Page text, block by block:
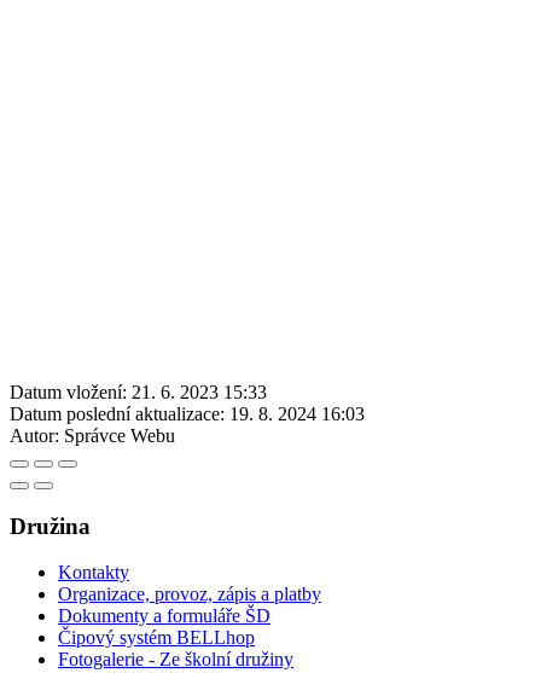
Datum vložení: 21. 6. 2023 15:33
Datum poslední aktualizace: 19. 8. 2024 16:03
Autor: Správce Webu
Družina
Kontakty
Organizace, provoz, zápis a platby
Dokumenty a formuláře ŠD
Čipový systém BELLhop
Fotogalerie - Ze školní družiny